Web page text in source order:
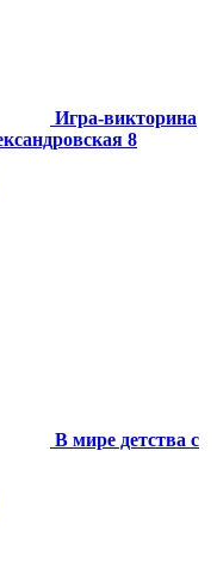
Игра-викторина
8
В мире детства с